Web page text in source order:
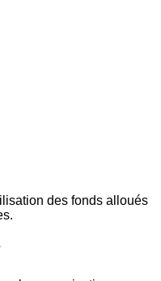
des fonds alloués